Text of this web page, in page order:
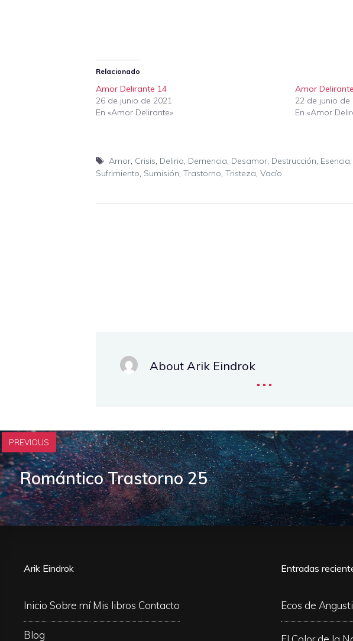
Relacionado
Amor Delirante 14
26 de junio de 2021
En «Amor Delirante»
Amor
22 de junio de
En «Amor
Etiquetas
Amor, Crisis, Delirio, Demencia, Desamor, Destrucción, Esencia,
Sufrimiento, Sumisión, Trastorno, Tristeza, Vacío
About Arik Eindrok...
PREVIOUS
Romántico Trastorno 25
Arik Eindrok
Inicio Sobre mí Mis libros Contacto
Blog
Entradas
Ecos de